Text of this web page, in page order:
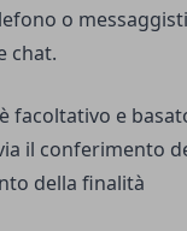
o
chat.
facoltativo e
il conferimento
della finalità